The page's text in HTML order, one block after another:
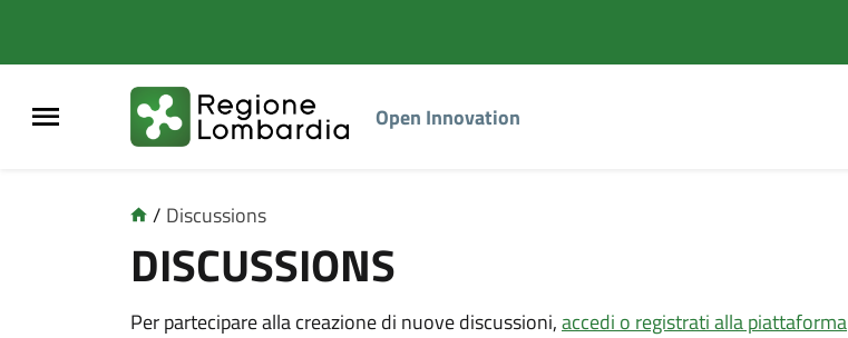
contenuto
footer
Open Innovation
/ Discussions
DISCUSSIONS
Per partecipare alla creazione di nuove discussioni,accedi o registrati alla piattaforma